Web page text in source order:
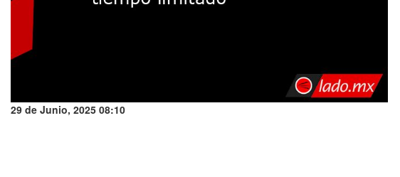
29 de Junio, 2025 08:10